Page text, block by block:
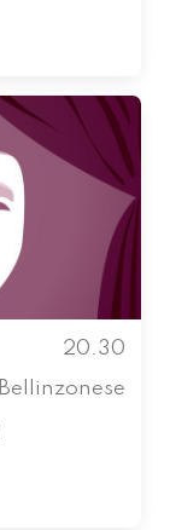
20.30
Bellinzonese